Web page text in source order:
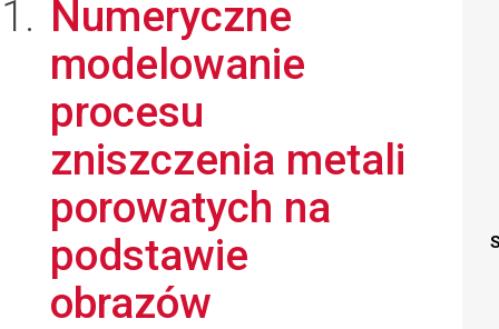
Numeryczne
modelowanie
procesu
zniszczenia metali
porowatych na
podstawie
obrazów